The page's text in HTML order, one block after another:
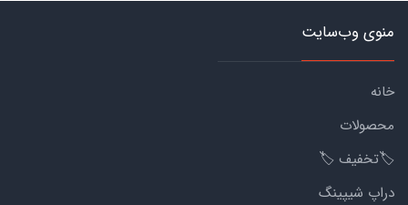
منوی وب‌سایت
خانه
محصولات
🏷️تخفیف 🏷️
دراپ شیپینگ